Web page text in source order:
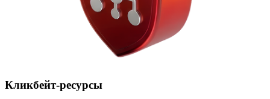
Кликбейт-ресурсы